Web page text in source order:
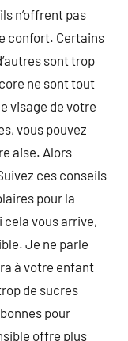
n’offrent pas
confort. Certains
sont trop
ne sont tout
visage de votre
vous pouvez
aise. Alors
ces conseils
pour la
cela vous arrive,
Je ne parle
à votre enfant
de sucres
bonnes pour
offre plus